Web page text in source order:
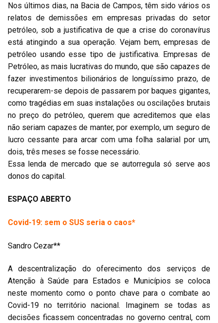
Nos últimos dias, na Bacia de Campos, têm sido vários os
relatos de demissões em empresas privadas do setor
petróleo, sob a justificativa de que a crise do coronavírus
está atingindo a sua operação. Vejam bem, empresas de
petróleo usando esse tipo de justificativa. Empresas de
Petróleo, as mais lucrativas do mundo, que são capazes de
fazer investimentos bilionários de longuíssimo prazo, de
recuperarem-se depois de passarem por baques gigantes,
como tragédias em suas instalações ou oscilações brutais
no preço do petróleo, querem que acreditemos que elas
não seriam capazes de manter, por exemplo, um seguro de
lucro cessante para arcar com uma folha salarial por um,
dois, três meses se fosse necessário.
Essa lenda de mercado que se autorregula só serve aos
donos do capital.
ESPAÇO ABERTO
Covid-19: sem o SUS seria o caos*
Sandro Cezar**
A descentralização do oferecimento dos serviços de
Atenção à Saúde para Estados e Municípios se coloca
neste momento como o ponto chave para o combate ao
Covid-19 no território nacional. Imaginem se todas as
decisões ficassem concentradas no governo central, com